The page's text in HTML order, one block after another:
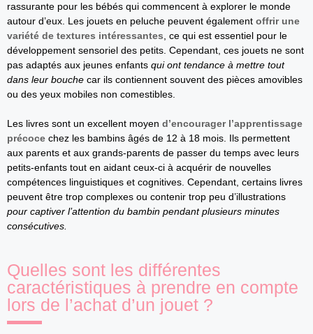
rassurante pour les bébés qui commencent à explorer le monde
autour d’eux. Les jouets en peluche peuvent également offrir une
variété de textures intéressantes , ce qui est essentiel pour le
développement sensoriel des petits. Cependant, ces jouets ne sont
pas adaptés aux jeunes enfants qui ont tendance à mettre tout
dans leur bouche car ils contiennent souvent des pièces amovibles
ou des yeux mobiles non comestibles.
Les livres sont un excellent moyen d’encourager l’apprentissage
précoce chez les bambins âgés de 12 à 18 mois. Ils permettent
aux parents et aux grands-parents de passer du temps avec leurs
petits-enfants tout en aidant ceux-ci à acquérir de nouvelles
compétences linguistiques et cognitives. Cependant, certains livres
peuvent être trop complexes ou contenir trop peu d’illustrations
pour captiver l’attention du bambin pendant plusieurs minutes
consécutives.
Quelles sont les différentes
caractéristiques à prendre en compte
lors de l’achat d’un jouet ?